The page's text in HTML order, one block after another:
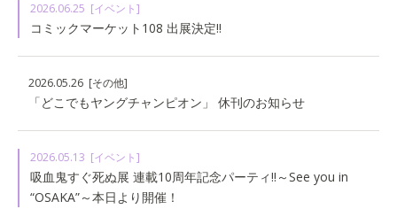
2026.06.25 [イベント]
コミックマーケット108 出展決定!!
2026.05.26 [その他]
「どこでもヤングチャンピオン」 休刊のお知らせ
2026.05.13 [イベント]
吸血鬼すぐ死ぬ展 連載10周年記念パーティ!!～See you in
“OSAKA”～本日より開催！